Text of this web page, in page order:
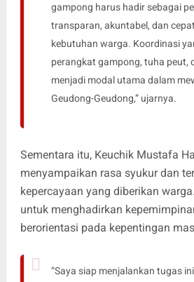
gampong harus hadir sebagai
transparan, akuntabel, dan
kebutuhan warga. Koordinasi
perangkat gampong, tuha peut,
menjadi modal utama dalam
Geudong-Geudong,” ujarnya.
Sementara itu, Keuchik Mustafa
menyampaikan rasa syukur dan
kepercayaan yang diberikan
untuk menghadirkan
berorientasi pada kepentingan
“Saya siap menjalankan tugas